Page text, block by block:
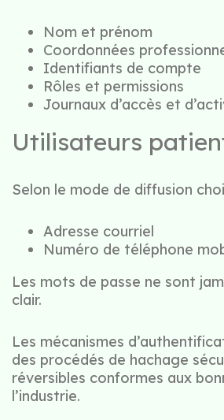
Nom et prénom
Coordonnées
Identifiants de compte
Rôles et permissions
Journaux d’accès et
Utilisateurs
Selon le mode de diffusion
Adresse courriel
Numéro de téléphone
Les mots de passe ne sont
clair.
Les mécanismes
des procédés de hachage
réversibles conformes aux
l’industrie.